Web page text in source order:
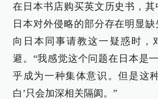
在日本书店购买英文历史书，其
日本对外侵略的部分存在明显缺
向日本同事请教这一疑惑时，
避。“我感觉这个问题在日本是
乎成为一种集体意识。但是这
白’只会加深相关隔阂。”